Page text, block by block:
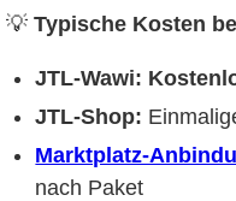
💡Typische Kosten
JTL-Wawi:
JTL-Shop:
Marktplatz-
nach Paket